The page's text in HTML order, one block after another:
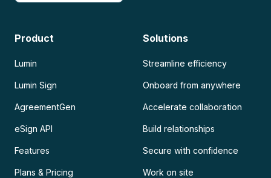
Product
Lumin
Lumin Sign
AgreementGen
eSign API
Features
Plans & Pricing
Solutions
Streamline efficiency
Onboard from anywhere
Accelerate collaboration
Build relationships
Secure with confidence
Work on site